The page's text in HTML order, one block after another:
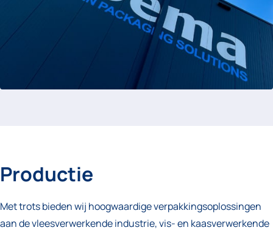
Productie
Met trots bieden wij hoogwaardige verpakkingsoplossingen
aan de vleesverwerkende industrie, vis- en kaasverwerkende